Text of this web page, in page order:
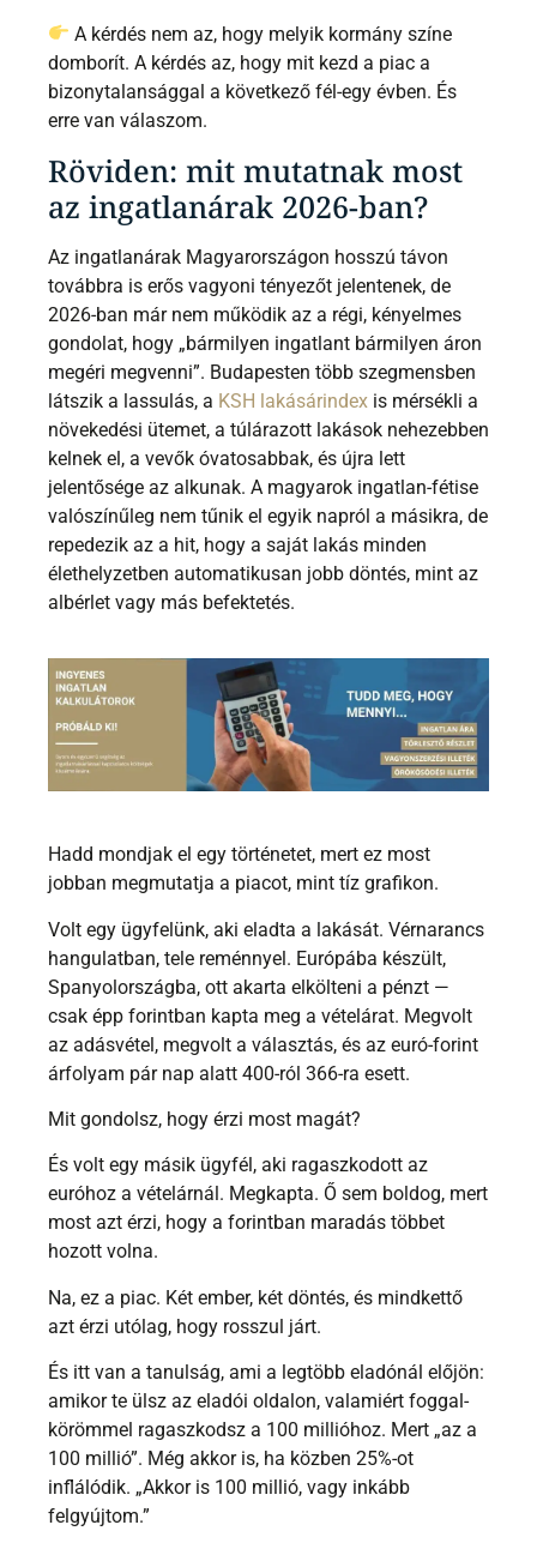
A kérdés nem az, hogy melyik kormány színe
domborít. A kérdés az, hogy mit kezd a piac a
bizonytalansággal a következő fél-egy évben. És
erre van válaszom.
Röviden: mit mutatnak most
az ingatlanárak 2026-ban?
Az ingatlanárak Magyarországon hosszú távon
továbbra is erős vagyoni tényezőt jelentenek, de
2026-ban már nem működik az a régi, kényelmes
gondolat, hogy „bármilyen ingatlant bármilyen áron
megéri megvenni”. Budapesten több szegmensben
látszik a lassulás, a KSH lakásárindex is mérsékli a
növekedési ütemet, a túlárazott lakások nehezebben
kelnek el, a vevők óvatosabbak, és újra lett
jelentősége az alkunak. A magyarok ingatlan-fétise
valószínűleg nem tűnik el egyik napról a másikra, de
repedezik az a hit, hogy a saját lakás minden
élethelyzetben automatikusan jobb döntés, mint az
albérlet vagy más befektetés.
Hadd mondjak el egy történetet, mert ez most
jobban megmutatja a piacot, mint tíz grafikon.
Volt egy ügyfelünk, aki eladta a lakását. Vérnarancs
hangulatban, tele reménnyel. Európába készült,
Spanyolországba, ott akarta elkölteni a pénzt —
csak épp forintban kapta meg a vételárat. Megvolt
az adásvétel, megvolt a választás, és az euró-forint
árfolyam pár nap alatt 400-ról 366-ra esett.
Mit gondolsz, hogy érzi most magát?
És volt egy másik ügyfél, aki ragaszkodott az
euróhoz a vételárnál. Megkapta. Ő sem boldog, mert
most azt érzi, hogy a forintban maradás többet
hozott volna.
Na, ez a piac. Két ember, két döntés, és mindkettő
azt érzi utólag, hogy rosszul járt.
És itt van a tanulság, ami a legtöbb eladónál előjön:
amikor te ülsz az eladói oldalon, valamiért foggal-
körömmel ragaszkodsz a 100 millióhoz. Mert „az a
100 millió”. Még akkor is, ha közben 25%-ot
inflálódik. „Akkor is 100 millió, vagy inkább
felgyújtom.”